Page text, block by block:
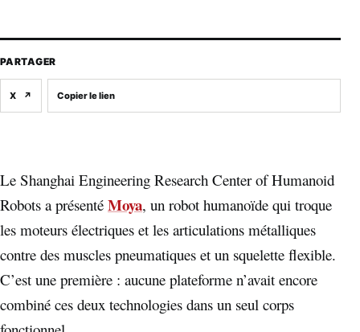
Le Shanghai Engineering Research Center of Humanoid
Robots a présenté Moya, un robot humanoïde qui troque
les moteurs électriques et les articulations métalliques
contre des muscles pneumatiques et un squelette flexible.
C’est une première : aucune plateforme n’avait encore
combiné ces deux technologies dans un seul corps
PARTAGER
X ↗ Copier le lien